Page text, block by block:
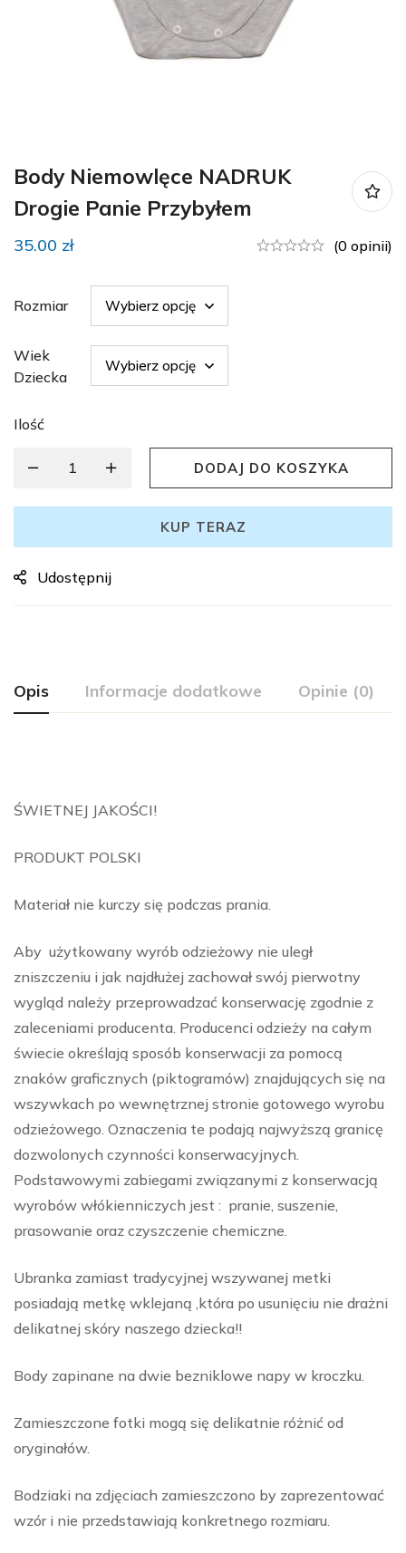
Body Niemowlęce NADRUK
Drogie Panie Przybyłem
35.00 zł (0 opinii)
Rozmiar
Wiek
Dziecka
Ilość
DODAJ DO KOSZYKA
KUP TERAZ
Udostępnij
Opis Informacje dodatkowe Opinie (0)
ŚWIETNEJ JAKOŚCI!
PRODUKT POLSKI
Materiał nie kurczy się podczas prania.
Aby użytkowany wyrób odzieżowy nie uległ
zniszczeniu i jak najdłużej zachował swój pierwotny
wygląd należy przeprowadzać konserwację zgodnie z
zaleceniami producenta. Producenci odzieży na całym
świecie określają sposób konserwacji za pomocą
znaków graficznych (piktogramów) znajdujących się na
wszywkach po wewnętrznej stronie gotowego wyrobu
odzieżowego. Oznaczenia te podają najwyższą granicę
dozwolonych czynności konserwacyjnych.
Podstawowymi zabiegami związanymi z konserwacją
wyrobów włókienniczych jest : pranie, suszenie,
prasowanie oraz czyszczenie chemiczne.
Ubranka zamiast tradycyjnej wszywanej metki
posiadają metkę wklejaną ,która po usunięciu nie drażni
delikatnej skóry naszego dziecka!!
Body zapinane na dwie bezniklowe napy w kroczku.
Zamieszczone fotki mogą się delikatnie różnić od
oryginałów.
Bodziaki na zdjęciach zamieszczono by zaprezentować
wzór i nie przedstawiają konkretnego rozmiaru.